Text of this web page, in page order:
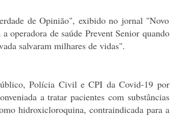
de Opinião", exibido no jornal "Novo
operadora de saúde Prevent Senior quando
salvaram milhares de vidas".
Polícia Civil e CPI da Covid-19 por
a tratar pacientes com substâncias
hidroxicloroquina, contraindicada para a